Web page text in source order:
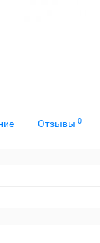
Отзывы 0